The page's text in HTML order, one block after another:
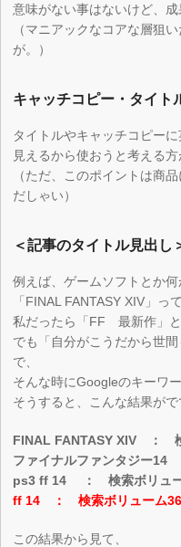
意味がない事はないけど、
（マニアックなコアな層狙
が。）
キャッチコピー・タイト
タイトルやキャッチコピー
見えるから使おうと考える方
（ただ、このポイントは商
だしゃい）
＜記事のタイトル見出し
例えば、ゲームソフトとか
「FINAL FANTASY XIV」っ
私だったら「FF 最新作」と
でも「自分がこうだから世
で、
そんな時にGoogleのキーワ
そうすると、こんな結果がで
FINAL FANTASY XIV ：
ファイナルファンタジー
ps3 ff 14 ： 検索ボリュ
ff 14 ： 検索ボリューム
この結果から見て、